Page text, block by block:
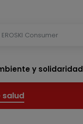
y solidaridad
salud